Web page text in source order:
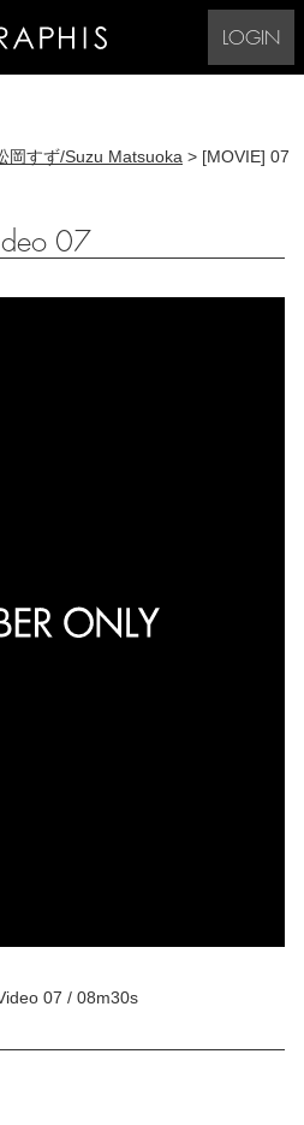
LOGIN
岡すず/Suzu Matsuoka > [MOVIE] 07
07
07 / 08m30s